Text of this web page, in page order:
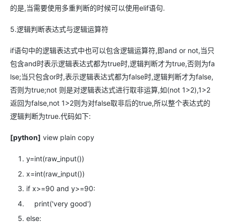
的是,当需要使用多重判断的时候可以使用elif语句.
5.逻辑判断表达式与逻辑运算符
if语句中的逻辑表达式中也可以包含逻辑运算符,即and or not,当只
包含and时表示逻辑表达式都为true时,逻辑判断才为true,否则为fa
lse;当只包含or时,表示逻辑表达式都为false时,逻辑判断才为false,
否则为true;not 则是对逻辑表达式进行取非运算,如(not 1>2),1>2
返回为false,not 1>2则为对false取非后的true,所以整个表达式的
逻辑判断为true.代码如下:
[python] view plain copy
y=int(raw_input())
x=int(raw_input())
if x>=90 and y>=90:
print('very good')
else: